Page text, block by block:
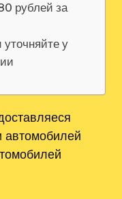
рублей за
у
автомобилей